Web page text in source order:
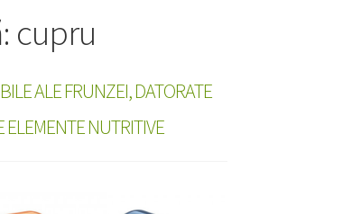
cupru
ALE FRUNZEI, DATORATE
ELEMENTE NUTRITIVE